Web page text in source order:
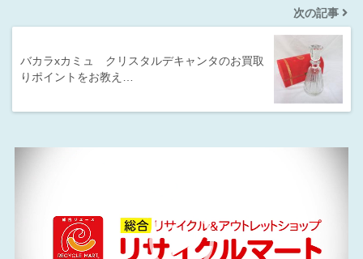
次の記事
バカラxカミュ クリスタルデキャンタのお買取
りポイントをお教え…